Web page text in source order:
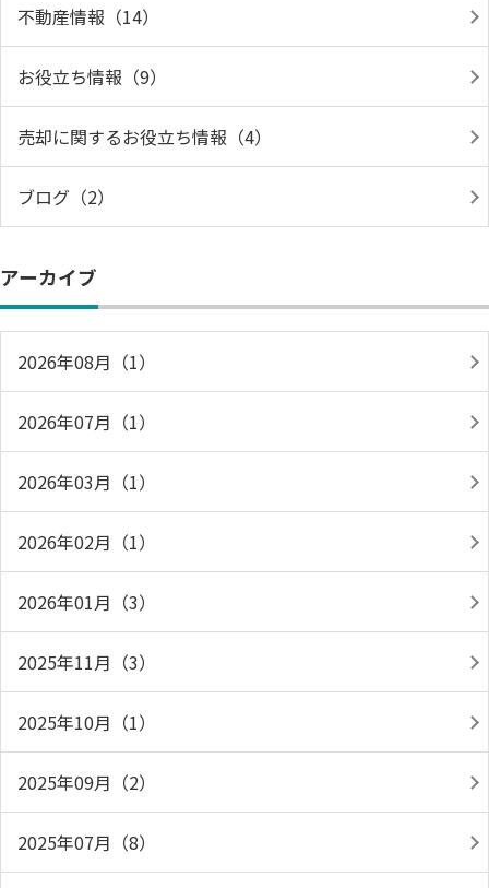
不動産情報（14）
お役立ち情報（9）
売却に関するお役立ち情報（4）
ブログ（2）
アーカイブ
2026年08月（1）
2026年07月（1）
2026年03月（1）
2026年02月（1）
2026年01月（3）
2025年11月（3）
2025年10月（1）
2025年09月（2）
2025年07月（8）